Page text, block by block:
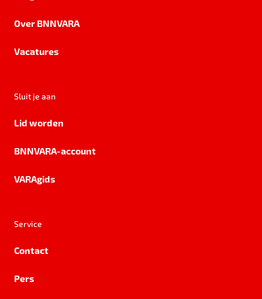
Over BNNVARA
Vacatures
Sluit je aan
Lid worden
BNNVARA-account
VARAgids
Service
Contact
Pers